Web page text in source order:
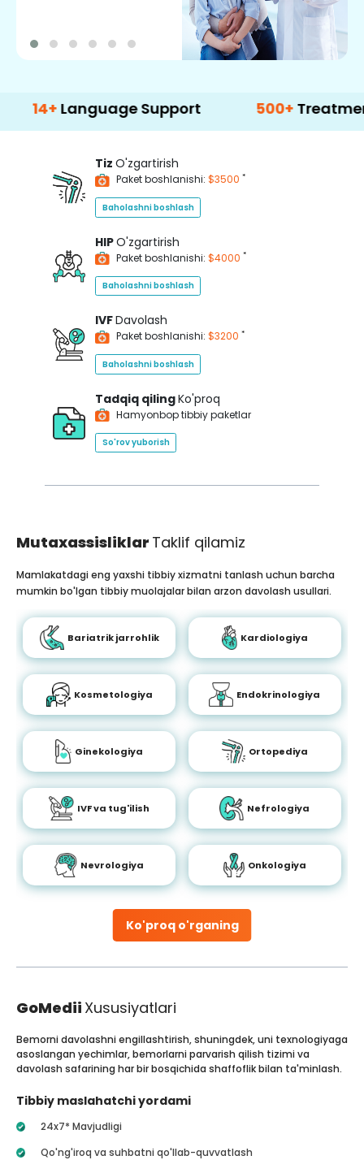
Language Support 500+ Treatment
Tiz O'zgartirish
Paket boshlanishi: $3500 *
Baholashni boshlash
HIPO'zgartirish
Paket boshlanishi: $4000 *
Baholashni boshlash
IVFDavolash
Paket boshlanishi: $3200 *
Baholashni boshlash
Tadqiq qilingKo'proq
Hamyonbop tibbiy paketlar
So'rov yuborish
Mutaxassisliklar Taklif qilamiz
Ko'proq o'rganing
Mamlakatdagi eng yaxshi tibbiy xizmatni tanlash uchun barcha
mumkin bo'lgan tibbiy muolajalar bilan arzon davolash usullari.
Bariatrik jarrohlik Kardiologiya
Kosmetologiya Endokrinologiya
Ginekologiya Ortopediya
IVF va tug'ilish Nefrologiya
Nevrologiya Onkologiya
GoMedii Xususiyatlari
Bemorni davolashni engillashtirish, shuningdek, uni texnologiyaga
asoslangan yechimlar, bemorlarni parvarish qilish tizimi va
davolash safarining har bir bosqichida shaffoflik bilan ta'minlash.
Tibbiy maslahatchi yordami
24x7* Mavjudligi
Qo'ng'iroq va suhbatni qo'llab-quvvatlash